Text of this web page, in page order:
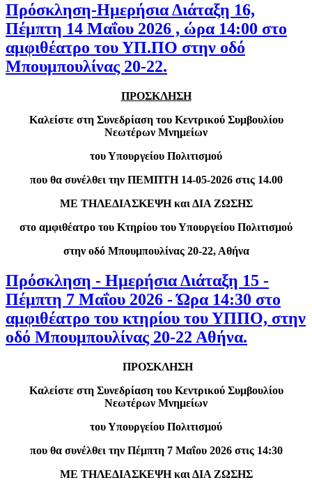
Πρόσκληση-Ημερήσια Διάταξη 16,
Πέμπτη 14 Μαΐου 2026 , ώρα 14:00 στο
αμφιθέατρο του ΥΠ.ΠΟ στην οδό
Μπουμπουλίνας 20-22.
ΠΡΟΣΚΛΗΣΗ
Καλείστε στη Συνεδρίαση του Κεντρικού Συμβουλίου
Νεωτέρων Μνημείων
του Υπουργείου Πολιτισμού
που θα συνέλθει την ΠΕΜΠΤΗ 14-05-2026 στις 14.00
ΜΕ ΤΗΛΕΔΙΑΣΚΕΨΗ και ΔΙΑ ΖΩΣΗΣ
στο αμφιθέατρο του Κτηρίου του Υπουργείου Πολιτισμού
στην οδό Μπουμπουλίνας 20-22, Αθήνα
Πρόσκληση - Ημερήσια Διάταξη 15 -
Πέμπτη 7 Μαΐου 2026 - Ώρα 14:30 στο
αμφιθέατρο του κτηρίου του ΥΠΠΟ, στην
οδό Μπουμπουλίνας 20-22 Αθήνα.
ΠΡΟΣΚΛΗΣΗ
Καλείστε στη Συνεδρίαση του Κεντρικού Συμβουλίου
Νεωτέρων Μνημείων
του Υπουργείου Πολιτισμού
που θα συνέλθει την Πέμπτη 7 Μαΐου 2026 στις 14:30
ΜΕ ΤΗΛΕΔΙΑΣΚΕΨΗ και ΔΙΑ ΖΩΣΗΣ